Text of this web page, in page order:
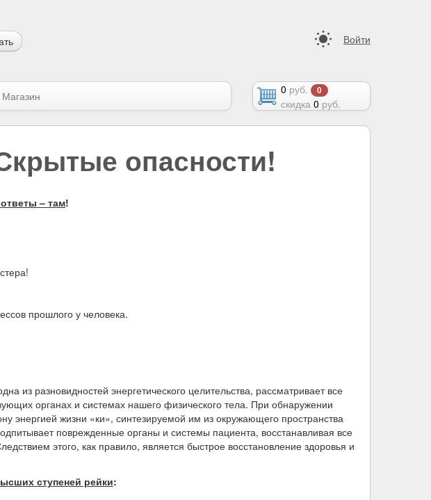
Войти
Магазин 0 руб. 0
скидка 0 руб.
опасности!
– там!
прошлого у человека.
из разновидностей энергетического целительства, рассматривает все
органах и системах нашего физического тела. При обнаружении
энергией жизни «ки», синтезируемой им из окружающего пространства
поврежденные органы и системы пациента, восстанавливая все
этого, как правило, является быстрое восстановление здоровья и
ступеней рейки: